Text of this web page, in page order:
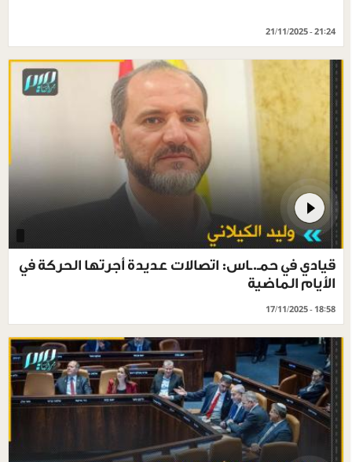
21/11/2025 - 21:24
قيادي في حمـ.ـاس: اتصالات عديدة أجرتها الحركة في
الأيام الماضية
17/11/2025 - 18:58